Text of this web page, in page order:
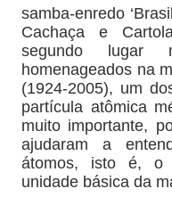
samba-enredo
Cachaça e
segundo lugar
homenageados na
(1924-2005), um
partícula atômica
muito importante,
ajudaram a
átomos, isto é, o
unidade básica da